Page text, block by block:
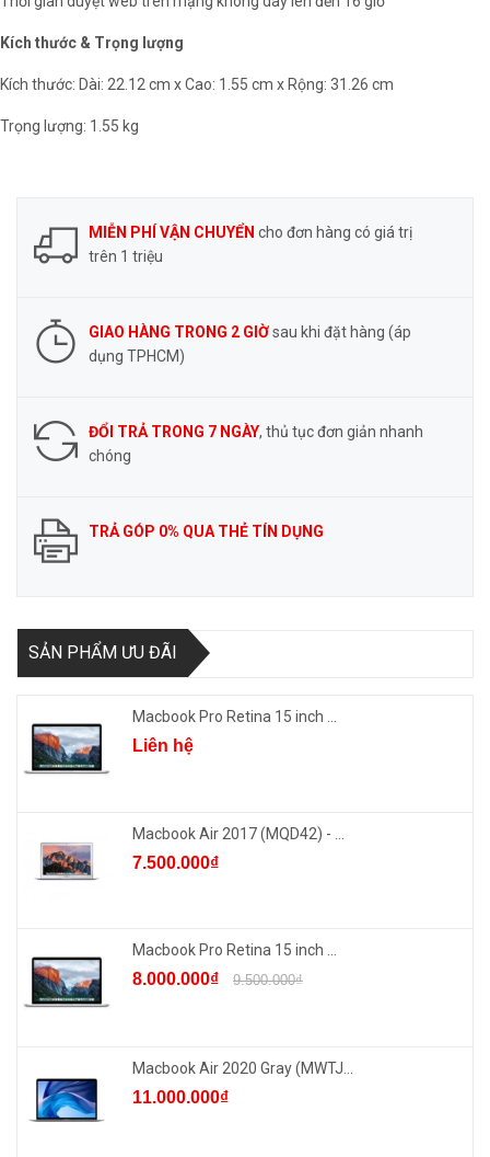
Kích thước & Trọng lượng
Kích thước: Dài: 22.12 cm x Cao: 1.55 cm x Rộng: 31.26 cm
Trọng lượng: 1.55 kg
MIỄN PHÍ VẬN CHUYỂN cho đơn hàng có giá trị
trên 1 triệu
GIAO HÀNG TRONG 2 GIỜsau khi đặt hàng (áp
dụng TPHCM)
ĐỔI TRẢ TRONG 7 NGÀY, thủ tục đơn giản nhanh
chóng
TRẢ GÓP 0% QUA THẺ TÍN DỤNG
SẢN PHẨM ƯU ĐÃI
Macbook Pro Retina 15 inch ...
Liên hệ
Macbook Air 2017 (MQD42) - ...
7.500.000₫
Macbook Pro Retina 15 inch ...
8.000.000₫ 9.500.000₫
Macbook Air 2020 Gray (MWTJ...
11.000.000₫